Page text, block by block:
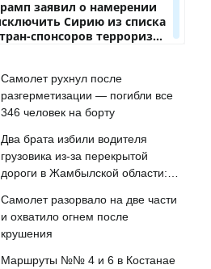
Самолет рухнул после
разгерметизации — погибли все
346 человек на борту
Два брата избили водителя
грузовика из-за перекрытой
дороги в Жамбылской области:
Самолет разорвало на две части
и охватило огнем после
крушения
Маршруты №№ 4 и 6 в Костанае